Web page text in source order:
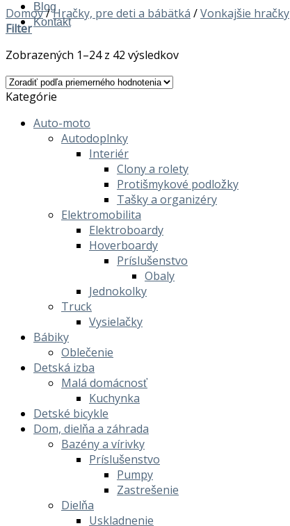
Blog
Kontakt
Domov/Hračky, pre deti a bábätká /Vonkajšie hračky
Filter
Zobrazených 1–24 z 42 výsledkov
Kategórie
Auto-moto
Autodoplnky
Interiér
Clony a rolety
Protišmykové podložky
Tašky a organizéry
Elektromobilita
Elektroboardy
Hoverboardy
Príslušenstvo
Obaly
Jednokolky
Truck
Vysielačky
Bábiky
Oblečenie
Detská izba
Malá domácnosť
Kuchynka
Detské bicykle
Dom, dielňa a záhrada
Bazény a vírivky
Príslušenstvo
Pumpy
Zastrešenie
Dielňa
Uskladnenie